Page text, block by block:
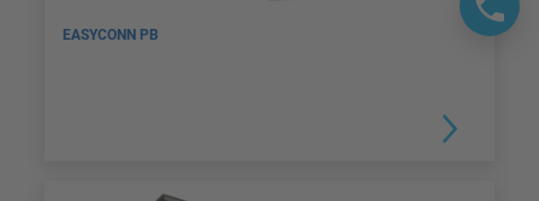
EASYCONN PB